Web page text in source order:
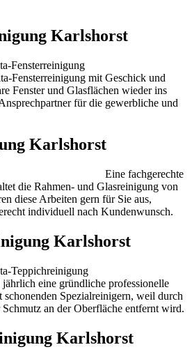
Karlshorst
Fensterreinigung mit Geschick und
Fenster und Glasflächen wieder ins
für die gewerbliche und
Karlshorst
Eine fachgerechte
die Rahmen- und Glasreinigung von
diese Arbeiten gern für Sie aus,
individuell nach Kundenwunsch.
Karlshorst
eine gründliche professionelle
Spezialreinigern, weil durch
Schmutz an der Oberfläche entfernt wird.
Karlshorst